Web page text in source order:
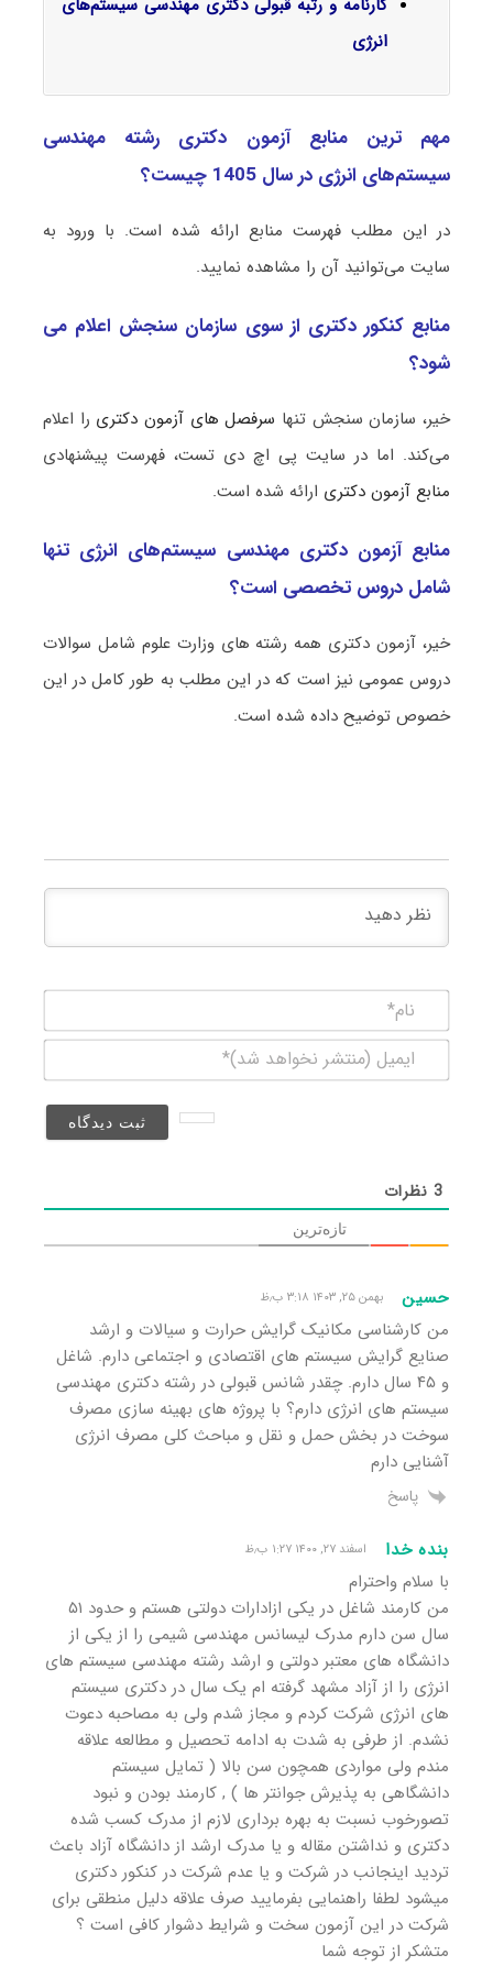
انرژی
مهم ترین منابع آزمون دکتری رشته مهندسی
سیستم‌های انرژی در سال 1405 چیست؟
در این مطلب فهرست منابع ارائه شده است. با ورود به
سایت می‌توانید آن را مشاهده نمایید.
منابع کنکور دکتری از سوی سازمان سنجش اعلام می
شود؟
خیر، سازمان سنجش تنها سرفصل های آزمون دکتری را اعلام
می‌کند. اما در سایت پی اچ دی تست، فهرست پیشنهادی
منابع آزمون دکتری ارائه شده است.
منابع آزمون دکتری مهندسی سیستم‌های انرژی تنها
شامل دروس تخصصی است؟
خیر، آزمون دکتری همه رشته های وزارت علوم شامل سوالات
دروس عمومی نیز است که در این مطلب به طور کامل در این
خصوص توضیح داده شده است.
(منتشر
3 نظرات
تازه‌ترین
حسین بهمن ۲۵, ۱۴۰۳ ۳:۱۸ ب٫ظ
من کارشناسی مکانیک گرایش حرارت و سیالات و ارشد
صنایع گرایش سیستم های اقتصادی و اجتماعی دارم. شاغل
و ۴۵ سال دارم. چقدر شانس قبولی در رشته دکتری مهندسی
سیستم های انرژی دارم؟ با پروژه های بهینه سازی مصرف
سوخت در بخش حمل و نقل و مباحث کلی مصرف انرژی
آشنایی دارم
پاسخ
بنده خدا اسفند ۲۷, ۱۴۰۰ ۱:۲۷ ب٫ظ
با سلام واحترام
من کارمند شاغل در یکی ازادارات دولتی هستم و حدود ۵۱
سال سن دارم مدرک لیسانس مهندسی شیمی را از یکی از
دانشگاه های معتبر دولتی و ارشد رشته مهندسی سیستم های
انرژی را از آزاد مشهد گرفته ام یک سال در دکتری سیستم
های انرژی شرکت کردم و مجاز شدم ولی به مصاحبه دعوت
نشدم. از طرفی به شدت به ادامه تحصیل و مطالعه علاقه
مندم ولی مواردی همچون سن بالا ( تمایل سیستم
دانشگاهی به پذیرش جوانتر ها ) , کارمند بودن و نبود
تصورخوب نسبت به بهره برداری لازم از مدرک کسب شده
دکتری و نداشتن مقاله و یا مدرک ارشد از دانشگاه آزاد باعث
تردید اینجانب در شرکت و یا عدم شرکت در کنکور دکتری
میشود لطفا راهنمایی بفرمایید صرف علاقه دلیل منطقی برای
شرکت در این آزمون سخت و شرایط دشوار کافی است ؟
متشکر از توجه شما